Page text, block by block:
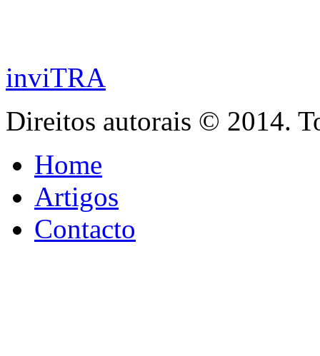
inviTRA
Direitos autorais © 2014.
Home
Artigos
Contacto